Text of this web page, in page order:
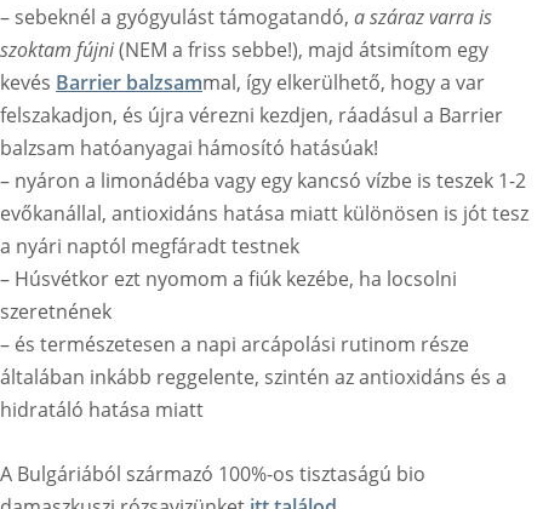
– sebeknél a gyógyulást támogatandó, a száraz varra is
szoktam fújni(NEM a friss sebbe!), majd átsimítom egy
kevés Barrier balzsammal, így elkerülhető, hogy a var
felszakadjon, és újra vérezni kezdjen, ráadásul a Barrier
balzsam hatóanyagai hámosító hatásúak!
– nyáron a limonádéba vagy egy kancsó vízbe is teszek 1-2
evőkanállal, antioxidáns hatása miatt különösen is jót tesz
a nyári naptól megfáradt testnek
– Húsvétkor ezt nyomom a fiúk kezébe, ha locsolni
szeretnének
– és természetesen a napi arcápolási rutinom része
általában inkább reggelente, szintén az antioxidáns és a
hidratáló hatása miatt
A Bulgáriából származó 100%-os tisztaságú bio